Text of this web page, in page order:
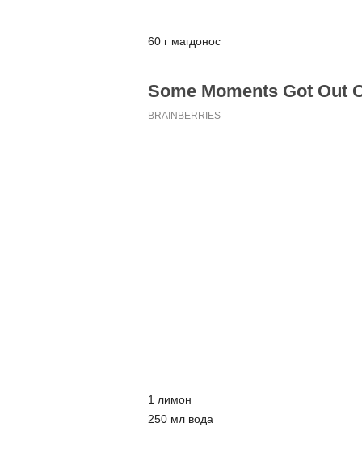
60 г магдонос
1 лимон
250 мл вода